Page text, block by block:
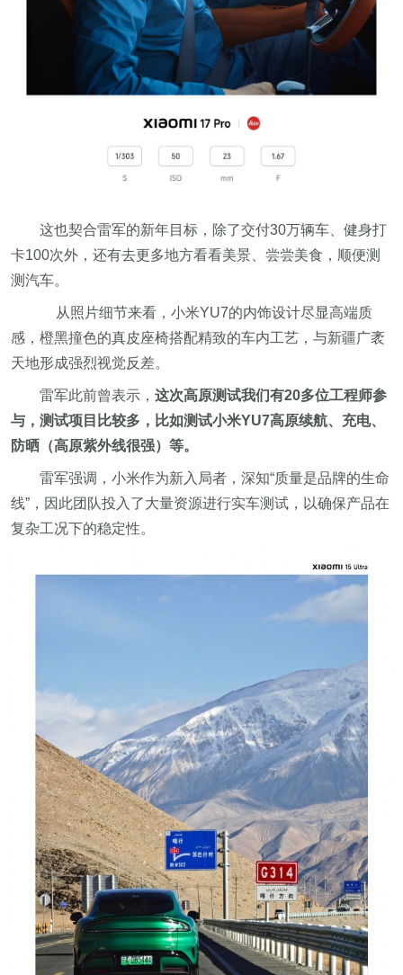
这也契合雷军的新年目标，除了交付30万辆车、健身打
卡100次外，还有去更多地方看看美景、尝尝美食，顺便测
测汽车。
从照片细节来看，小米YU7的内饰设计尽显高端质
感，橙黑撞色的真皮座椅搭配精致的车内工艺，与新疆广袤
天地形成强烈视觉反差。
雷军此前曾表示， 这次高原测试我们有20多位工程师参
与，测试项目比较多，比如测试小米YU7高原续航、充电、
防晒（高原紫外线很强）等。
雷军强调，小米作为新入局者，深知“质量是品牌的生命
线”，因此团队投入了大量资源进行实车测试，以确保产品在
复杂工况下的稳定性。